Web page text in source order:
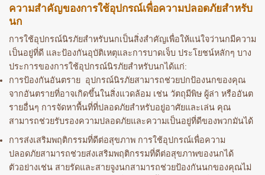
ความสำคัญของการใช้อุปกรณ์เพื่อความปลอดภัยสำหรับ
นก
การใช้อุปกรณ์นิรภัยสำหรับนกเป็นสิ่งสำคัญเพื่อให้แน่ใจว่านกมีความ
เป็นอยู่ที่ดี และป้องกันอุบัติเหตุและการบาดเจ็บ ประโยชน์หลักๆ บาง
ประการของการใช้อุปกรณ์นิรภัยสำหรับนกได้แก่:
การป้องกันอันตราย อุปกรณ์นิรภัยสามารถช่วยปกป้องนกของคุณ
จากอันตรายที่อาจเกิดขึ้นในสิ่งแวดล้อม เช่น วัตถุมีพิษ ผู้ล่า หรืออันต
รายอื่นๆ การจัดหาพื้นที่ที่ปลอดภัยสำหรับอยู่อาศัยและเล่น คุณ
สามารถช่วยรับรองความปลอดภัยและความเป็นอยู่ที่ดีของพวกมันได้
การส่งเสริมพฤติกรรมที่ดีต่อสุขภาพ การใช้อุปกรณ์เพื่อความ
ปลอดภัยสามารถช่วยส่งเสริมพฤติกรรมที่ดีต่อสุขภาพของนกได้
ตัวอย่างเช่น สายรัดและสายจูงนกสามารถช่วยป้องกันนกของคุณไม่